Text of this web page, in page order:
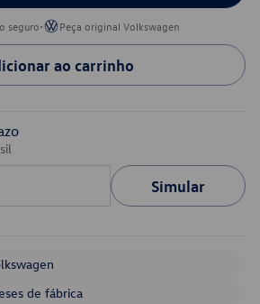
seguro• Peça original Volkswagen
ao carrinho
Simular
de fábrica